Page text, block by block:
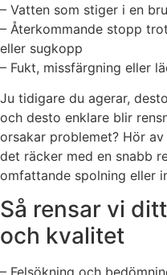
– Vatten som stiger i en
– Återkommande stopp
eller sugkopp
– Fukt, missfärgning eller
Ju tidigare du agerar,
och desto enklare blir
orsakar problemet? Hör
det räcker med en snabb
omfattande spolning eller
Så rensar vi
och kvalitet